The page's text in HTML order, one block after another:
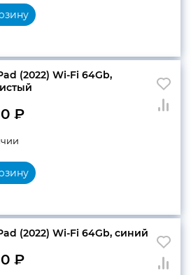
(2022) Wi-Fi 64Gb,
₽
(2022) Wi-Fi 64Gb, синий
₽